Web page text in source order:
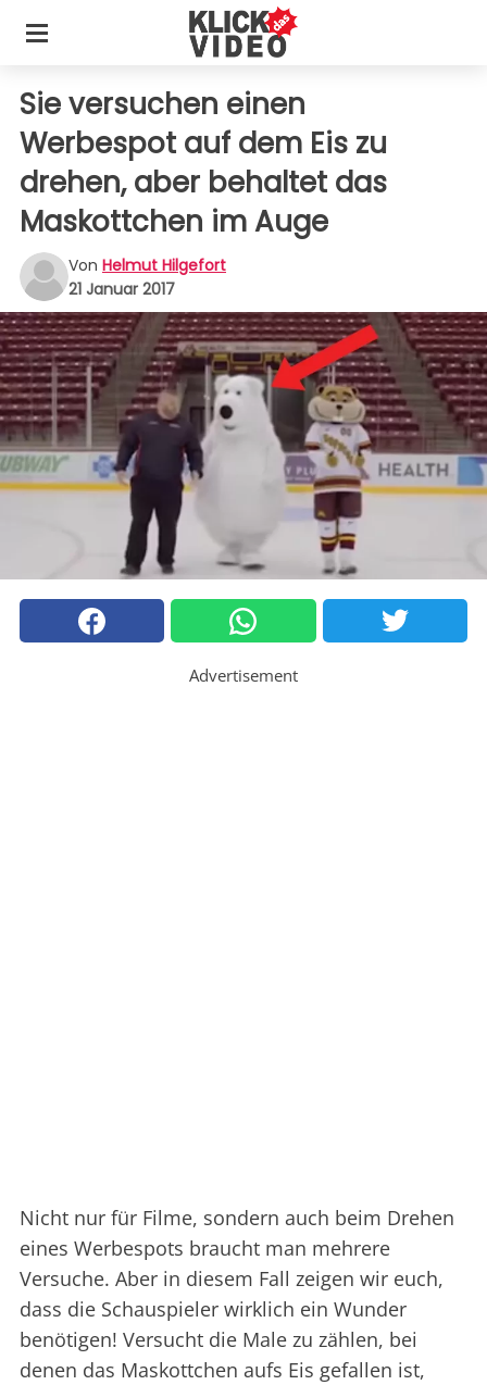
Sie versuchen einen
Werbespot auf dem Eis zu
drehen, aber behaltet das
Maskottchen im Auge
Von Helmut Hilgefort
21 Januar 2017
Advertisement
Nicht nur für Filme, sondern auch beim Drehen
eines Werbespots braucht man mehrere
Versuche. Aber in diesem Fall zeigen wir euch,
dass die Schauspieler wirklich ein Wunder
benötigen! Versucht die Male zu zählen, bei
denen das Maskottchen aufs Eis gefallen ist,